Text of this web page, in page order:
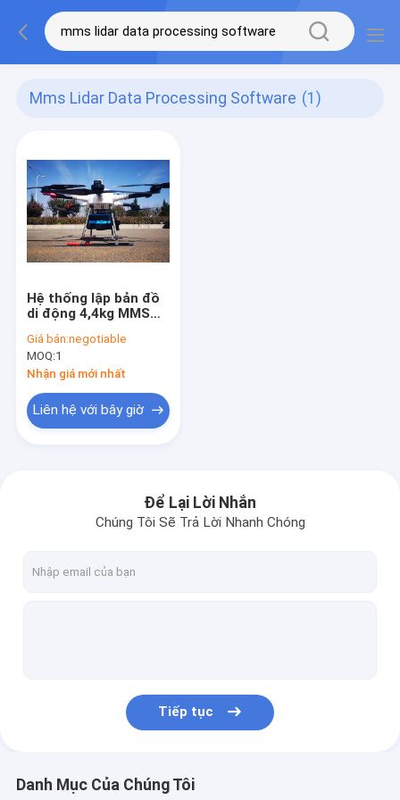
Mms Lidar Data Processing Software (1)
Hệ thống lập bản đồ
di động 4,4kg MMS
xác cao PM-1500
Tầm xa 1500m
Giá bán:negotiable
MOQ:1
Nhận giá mới nhất
Liên hệ với bây giờ
Để Lại Lời Nhắn
Chúng Tôi Sẽ Trả Lời Nhanh Chóng
Tiếp tục
Danh Mục Của Chúng Tôi